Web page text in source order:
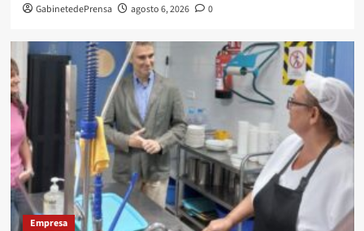
GabinetedePrensa agosto 6, 2026 0
Empresa